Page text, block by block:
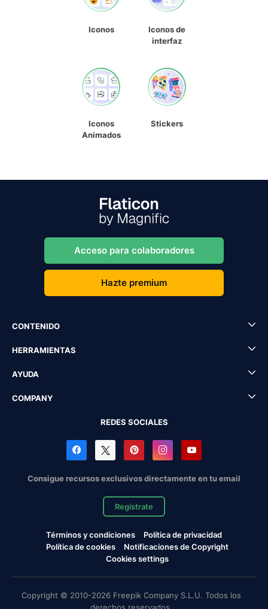
Iconos
Iconos de
interfaz
Iconos
Animados
Stickers
Acceso para colaboradores
Hazte premium
CONTENIDO
HERRAMIENTAS
AYUDA
COMPANY
REDES SOCIALES
Consigue recursos exclusivos directamente en tu email
Regístrate
Términos y condiciones
Política de privacidad
Política de cookies
Notificaciones de Copyright
Cookies settings
Copyright © 2010-2026 Freepik Company S.L.U. Todos los